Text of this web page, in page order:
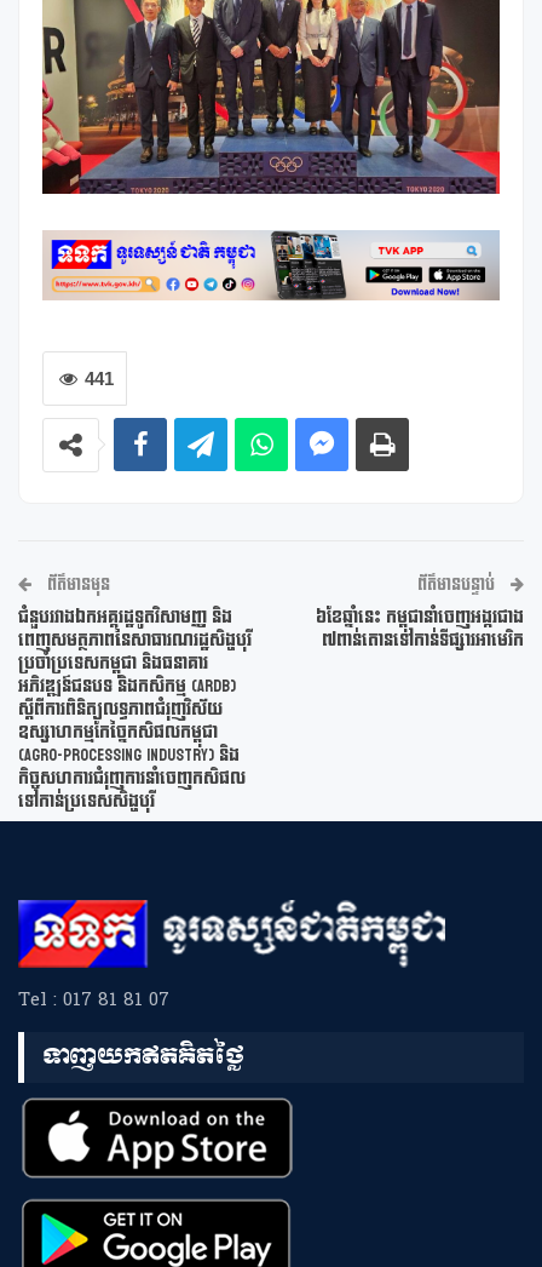
441
ព័ត៌មានមុន
ជំនួបរវាងឯកអគ្គរដ្ឋទូតវិសាមញ្ញ និង
ពេញសមត្ថភាពនៃសាធារណរដ្ឋសិង្ហបុរី
ប្រចាំប្រទេសកម្ពុជា និងធនាគារ
អភិវឌ្ឍន៍ជនបទ និងកសិកម្ម (ARDB)
ស្តីពីការពិនិត្យលទ្ធភាពជំរុញវិស័យ
ឧស្សាហកម្មកែច្នៃកសិផលកម្ពុជា
(Agro-Processing Industry) និង
កិច្ចសហការជំរុញការនាំចេញកសិផល
ទៅកាន់ប្រទេសសិង្ហបុរី
ព័ត៌មានបន្ទាប់
៦ខែឆ្នាំនេះ កម្ពុជានាំចេញអង្ករជាង
៧ពាន់តោនទៅកាន់ទីផ្សារអាមេរិក
Tel : 017 81 81 07
ទាញយកឥតគិតថ្លៃ